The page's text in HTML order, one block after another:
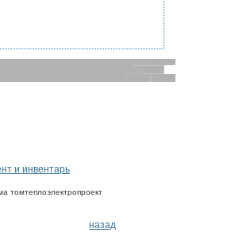
и инвентарь
томтеплоэлектропроект
назад